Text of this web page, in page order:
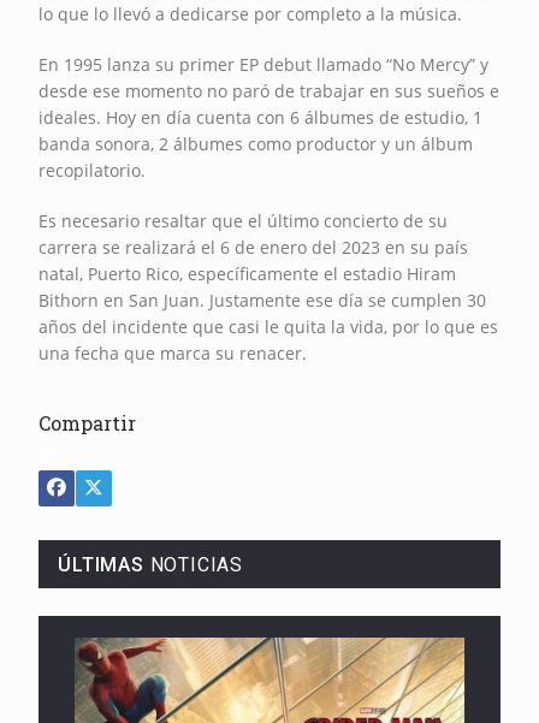
lo que lo llevó a dedicarse por completo a la música.
En 1995 lanza su primer EP debut llamado “No Mercy” y
desde ese momento no paró de trabajar en sus sueños e
ideales. Hoy en día cuenta con 6 álbumes de estudio, 1
banda sonora, 2 álbumes como productor y un álbum
recopilatorio.
Es necesario resaltar que el último concierto de su
carrera se realizará el 6 de enero del 2023 en su país
natal, Puerto Rico, específicamente el estadio Hiram
Bithorn en San Juan. Justamente ese día se cumplen 30
años del incidente que casi le quita la vida, por lo que es
una fecha que marca su renacer.
Compartir
ÚLTIMAS NOTICIAS